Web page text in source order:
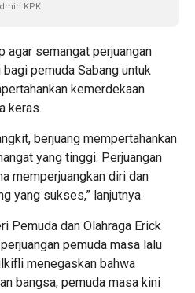
KPK
agar semangat perjuangan
pemuda Sabang untuk
kemerdekaan
keras.
berjuang mempertahankan
yang tinggi. Perjuangan
memperjuangkan diri dan
yang sukses,” lanjutnya.
Pemuda dan Olahraga Erick
pemuda masa lalu
menegaskan bahwa
bangsa, pemuda masa kini